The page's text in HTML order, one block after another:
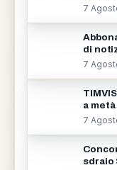
7
di
7
a
7
sdraio